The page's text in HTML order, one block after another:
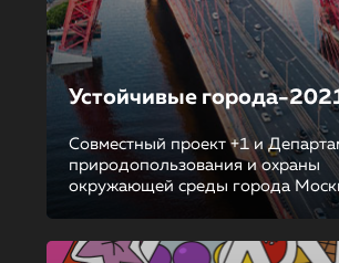
Устойчивые города-
Совместный проект +1 и
природопользования и охраны
окружающей среды города